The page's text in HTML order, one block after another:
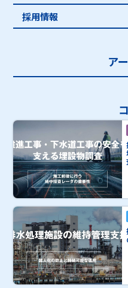
採用情報
ア